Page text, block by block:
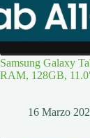
Samsung Galaxy
RAM, 128GB,
16 Marzo